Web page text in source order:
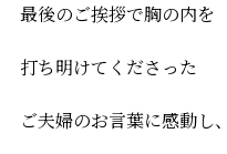
最後のご挨拶で胸の内を
打ち明けてくださった
ご夫婦のお言葉に感動し、